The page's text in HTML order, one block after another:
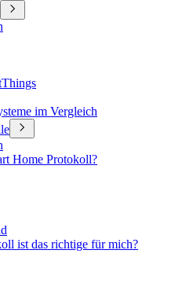
im Vergleich
Home Protokoll?
ist das richtige für mich?